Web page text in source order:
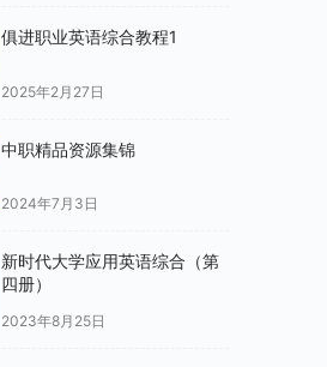
俱进职业英语综合教程1
2025年2月27日
中职精品资源集锦
2024年7月3日
新时代大学应用英语综合（第
四册）
2023年8月25日